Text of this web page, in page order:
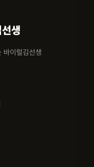
생
바이럴김선생